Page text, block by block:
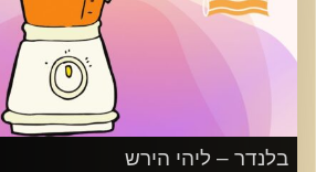
בלנדר – ליהי הירש